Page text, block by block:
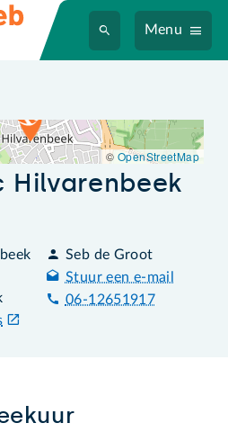
Menu
Hilvarenbeek
Seb de Groot
Stuur een e-mail
06-12651917
©OpenStreetMap